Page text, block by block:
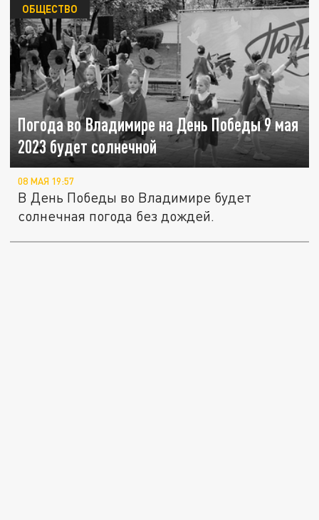
Погода во Владимире на День Победы 9 мая
2023 будет солнечной
ОБЩЕСТВО
08 МАЯ 19:57
В День Победы во Владимире будет
солнечная погода без дождей.